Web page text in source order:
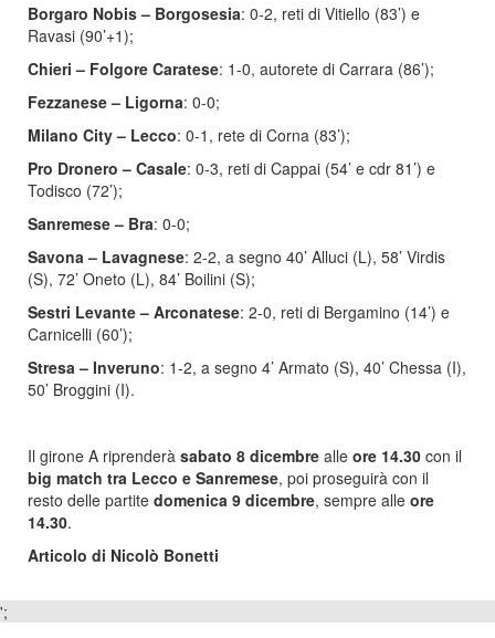
Borgaro Nobis – Borgosesia: 0-2, reti di Vitiello (83’) e
Ravasi (90’+1);
Chieri – Folgore Caratese: 1-0, autorete di Carrara (86’);
Fezzanese – Ligorna: 0-0;
Milano City – Lecco: 0-1, rete di Corna (83’);
Pro Dronero – Casale: 0-3, reti di Cappai (54’ e cdr 81’) e
Todisco (72’);
Sanremese – Bra: 0-0;
Savona – Lavagnese: 2-2, a segno 40’ Alluci (L), 58’ Virdis
(S), 72’ Oneto (L), 84’ Boilini (S);
Sestri Levante – Arconatese: 2-0, reti di Bergamino (14’) e
Carnicelli (60’);
Stresa – Inveruno: 1-2, a segno 4’ Armato (S), 40’ Chessa (I),
50’ Broggini (I).
Il girone A riprenderà sabato 8 dicembre alle ore 14.30 con il
big match tra Lecco e Sanremese, poi proseguirà con il
resto delle partite domenica 9 dicembre, sempre alle ore
14.30.
Articolo di Nicolò Bonetti
';